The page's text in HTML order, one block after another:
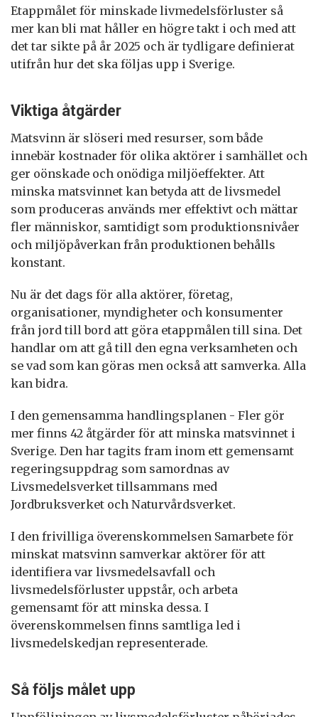
Etappmålet för minskade livmedelsförluster så
mer kan bli mat håller en högre takt i och med att
det tar sikte på år 2025 och är tydligare definierat
utifrån hur det ska följas upp i Sverige.
Viktiga åtgärder
Matsvinn är slöseri med resurser, som både
innebär kostnader för olika aktörer i samhället och
ger oönskade och onödiga miljöeffekter. Att
minska matsvinnet kan betyda att de livsmedel
som produceras används mer effektivt och mättar
fler människor, samtidigt som produktionsnivåer
och miljöpåverkan från produktionen behålls
konstant.
Nu är det dags för alla aktörer, företag,
organisationer, myndigheter och konsumenter
från jord till bord att göra etappmålen till sina. Det
handlar om att gå till den egna verksamheten och
se vad som kan göras men också att samverka. Alla
kan bidra.
I den gemensamma handlingsplanen - Fler gör
mer finns 42 åtgärder för att minska matsvinnet i
Sverige. Den har tagits fram inom ett gemensamt
regeringsuppdrag som samordnas av
Livsmedelsverket tillsammans med
Jordbruksverket och Naturvårdsverket.
I den frivilliga överenskommelsen Samarbete för
minskat matsvinn samverkar aktörer för att
identifiera var livsmedelsavfall och
livsmedelsförluster uppstår, och arbeta
gemensamt för att minska dessa. I
överenskommelsen finns samtliga led i
livsmedelskedjan representerade.
Så följs målet upp